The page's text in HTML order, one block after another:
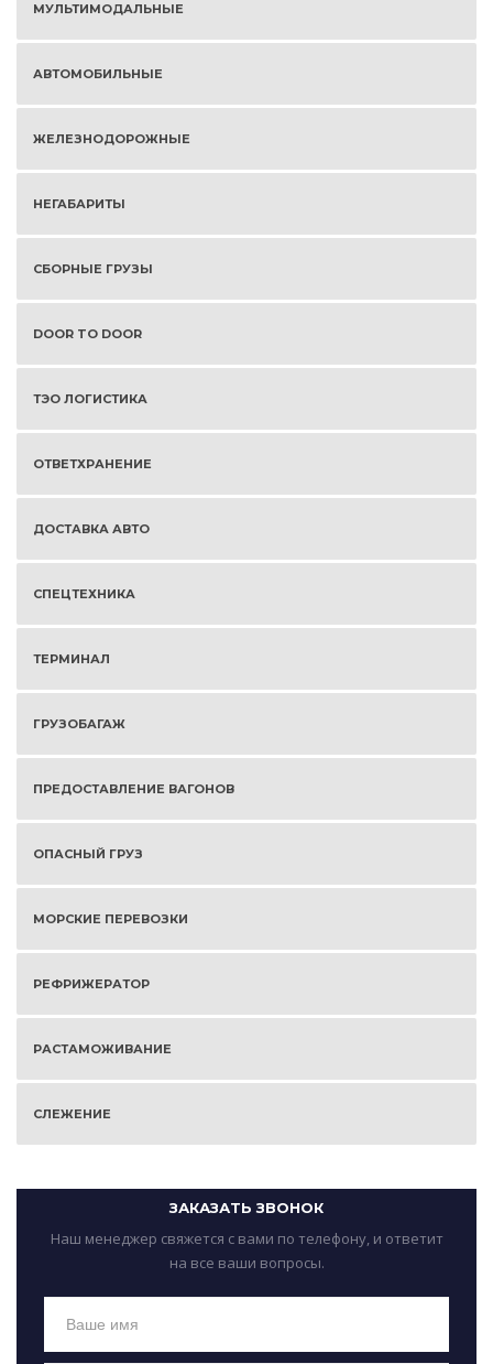
МУЛЬТИМОДАЛЬНЫЕ
АВТОМОБИЛЬНЫЕ
ЖЕЛЕЗНОДОРОЖНЫЕ
НЕГАБАРИТЫ
СБОРНЫЕ ГРУЗЫ
DOOR TO DOOR
ТЭО ЛОГИСТИКА
ОТВЕТХРАНЕНИЕ
ДОСТАВКА АВТО
СПЕЦТЕХНИКА
ТЕРМИНАЛ
ГРУЗОБАГАЖ
ПРЕДОСТАВЛЕНИЕ ВАГОНОВ
ОПАСНЫЙ ГРУЗ
МОРСКИЕ ПЕРЕВОЗКИ
РЕФРИЖЕРАТОР
РАСТАМОЖИВАНИЕ
СЛЕЖЕНИЕ
ЗАКАЗАТЬ ЗВОНОК
Наш менеджер свяжется с вами по телефону, и ответит
на все ваши вопросы.